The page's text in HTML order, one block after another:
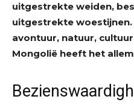
uitgestrekte weiden,
uitgestrekte woestijnen.
avontuur, natuur,
Mongolië heeft het